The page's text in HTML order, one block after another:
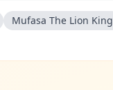
Mufasa The Lion King